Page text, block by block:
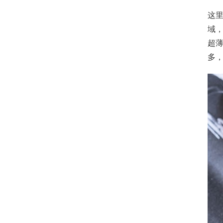
这
域
超
多